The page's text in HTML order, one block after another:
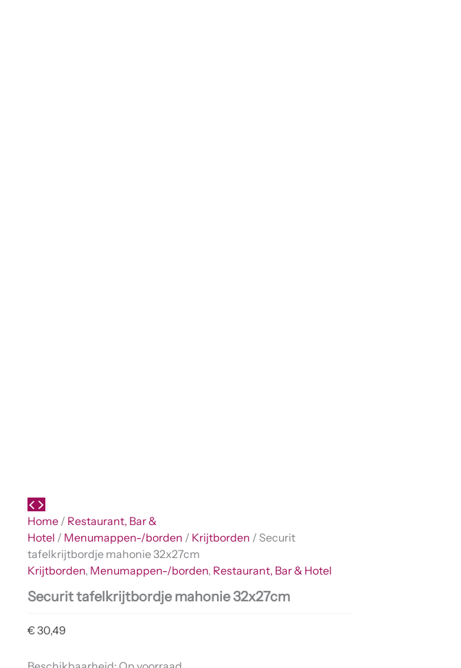
Home/ Restaurant, Bar &
Hotel / Menumappen-/borden / Krijtborden / Securit
tafelkrijtbordje mahonie 32x27cm
Krijtborden, Menumappen-/borden, Restaurant, Bar & Hotel
Securit tafelkrijtbordje mahonie 32x27cm
€30,49